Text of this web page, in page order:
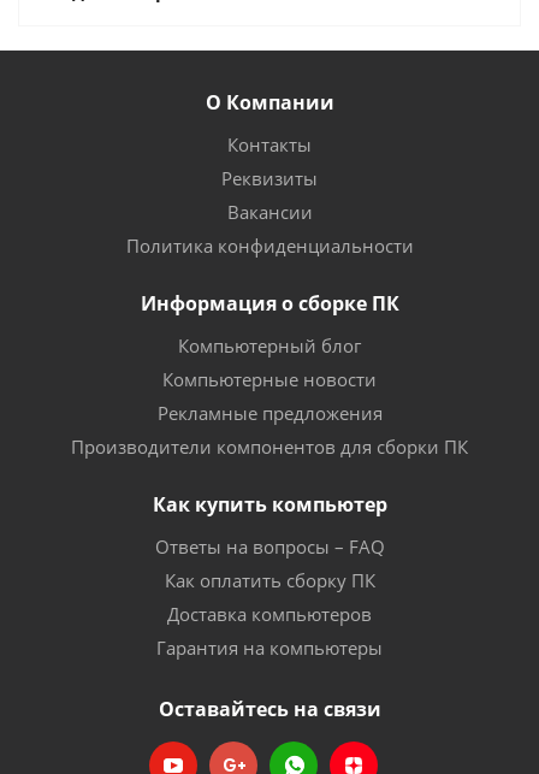
О Компании
Контакты
Реквизиты
Вакансии
Политика конфиденциальности
Информация о сборке ПК
Компьютерный блог
Компьютерные новости
Рекламные предложения
Производители компонентов для сборки ПК
Как купить компьютер
Ответы на вопросы – FAQ
Как оплатить сборку ПК
Доставка компьютеров
Гарантия на компьютеры
Оставайтесь на связи